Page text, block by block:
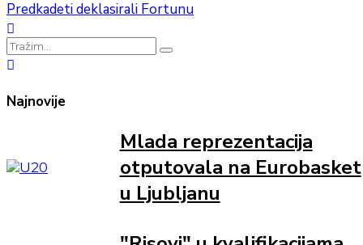
Predkadeti deklasirali Fortunu
Najnovije
Mlada reprezentacija
otputovala na Eurobasket
u Ljubljanu